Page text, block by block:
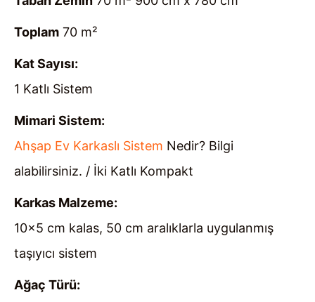
Toplam 70 m²
Kat Sayısı:
1 Katlı Sistem
Mimari Sistem:
Ahşap Ev Karkaslı Sistem Nedir? Bilgi
alabilirsiniz. / İki Katlı Kompakt
Karkas Malzeme:
10×5 cm kalas, 50 cm aralıklarla uygulanmış
taşıyıcı sistem
Ağaç Türü: